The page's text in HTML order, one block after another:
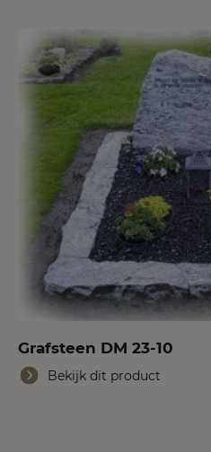
Grafsteen DM 23-10
Bekijk dit product